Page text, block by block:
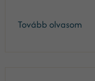
Tovább olvasom